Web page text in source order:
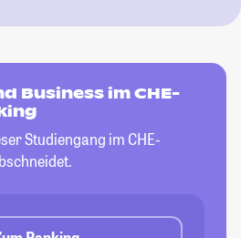
Business im CHE-
Studiengang im CHE-